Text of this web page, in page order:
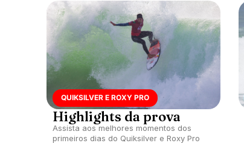
QUIKSILVER E ROXY PRO
Highlights da prova
Assista aos melhores momentos dos
primeiros dias do Quiksilver e Roxy Pro